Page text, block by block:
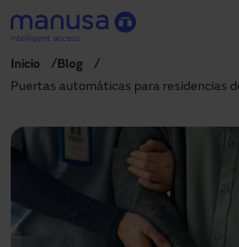
Pasar al contenido principal
Proyectos
Inicio
Blog
Puertas automáticas para residencias